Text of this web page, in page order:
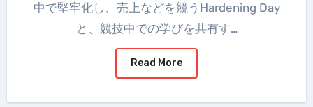
中で堅牢化し、売上などを競うHardening Day
と、競技中での学びを共有す…
Read More